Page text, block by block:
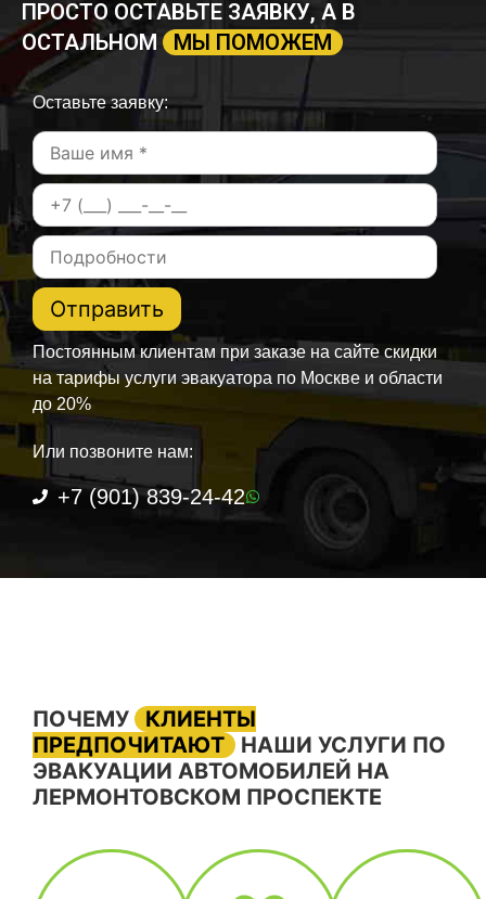
ПРОСТО ОСТАВЬТЕ ЗАЯВКУ, А В
ОСТАЛЬНОМ
МЫ ПОМОЖЕМ
Оставьте заявку:
Постоянным клиентам при заказе на сайте скидки
на тарифы услуги эвакуатора по Москве и области
до 20%
Или позвоните нам:
+7 (901) 839-24-42
ПОЧЕМУ
КЛИЕНТЫ
ПРЕДПОЧИТАЮТ
НАШИ УСЛУГИ ПО
ЭВАКУАЦИИ АВТОМОБИЛЕЙ НА
ЛЕРМОНТОВСКОМ ПРОСПЕКТЕ